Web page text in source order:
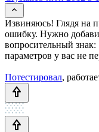
Извиняюсь! Глядя на
ошибку. Нужно
вопросительный знак:
параметров у вас не
Потестировал,